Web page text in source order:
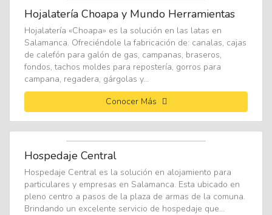
Hojalatería Choapa y Mundo Herramientas
Hojalatería «Choapa» es la solución en las latas en
Salamanca. Ofreciéndole la fabricación de: canalas, cajas
de calefón para galón de gas, campanas, braseros,
fondos, tachos moldes para repostería, gorros para
campana, regadera, gárgolas y...
Conocer Más
Hospedaje Central
Hospedaje Central es la solución en alojamiento para
particulares y empresas en Salamanca. Esta ubicado en
pleno centro a pasos de la plaza de armas de la comuna.
Brindando un excelente servicio de hospedaje que...